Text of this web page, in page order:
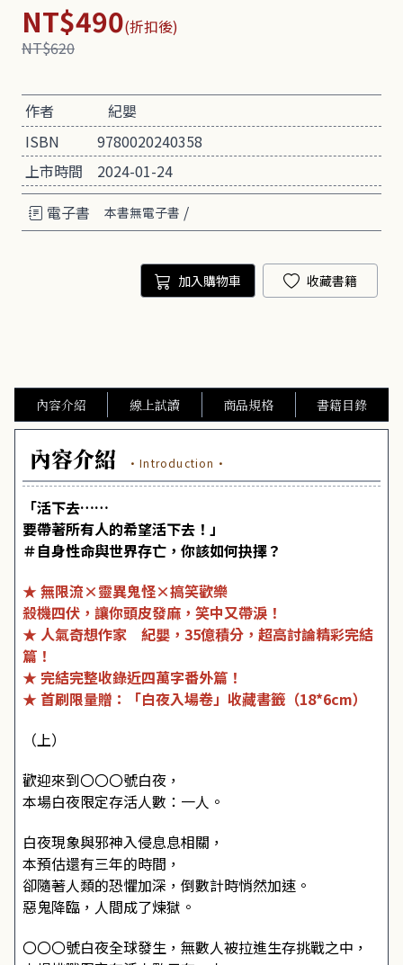
NT$490(折扣後)
NT$620
作者
紀嬰
ISBN
9780020240358
上市時間
2024-01-24
電子書
本書無電子書 /
加入購物車 收藏書籍
內容介紹 線上試讀 商品規格 書籍目錄
內容介紹 ·Introduction·
「活下去……
要帶著所有人的希望活下去！」
＃自身性命與世界存亡，你該如何抉擇？
★ 無限流×靈異鬼怪×搞笑歡樂
殺機四伏，讓你頭皮發麻，笑中又帶淚！
★ 人氣奇想作家 紀嬰，35億積分，超高討論精彩完結
篇！
★ 完結完整收錄近四萬字番外篇！
★ 首刷限量贈：「白夜入場卷」收藏書籤（18*6cm）
（上）
歡迎來到〇〇〇號白夜，
本場白夜限定存活人數：一人。
白夜現象與邪神入侵息息相關，
本預估還有三年的時間，
卻隨著人類的恐懼加深，倒數計時悄然加速。
惡鬼降臨，人間成了煉獄。
〇〇〇號白夜全球發生，無數人被拉進生存挑戰之中，